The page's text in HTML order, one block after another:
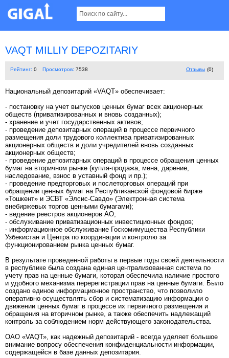
VAQT MILLIY DEPOZITARIY
Рейтинг: 0 Просмотров: 7538 Отзывы (0)
Национальный депозитарий «VAQT» обеспечивает:
- постановку на учет выпусков ценных бумаг всех акционерных
обществ (приватизированных и вновь созданных);
- хранение и учет государственных активов;
- проведение депозитарных операций в процессе первичного
размещения доли трудового коллектива приватизированных
акционерных обществ и доли учредителей вновь созданных
акционерных обществ;
- проведение депозитарных операций в процессе обращения ценных
бумаг на вторичном рынке (купля-продажа, мена, дарение,
наследование, взнос в уставный фонд и пр.);
- проведение предторговых и послеторговых операций при
обращении ценных бумаг на Республиканской фондовой бирже
«Тошкент» и ЭСВТ «Элсис-Савдо» (Электронная система
внебиржевых торгов ценными бумагами);
- ведение реестров акционеров АО;
- обслуживание приватизационных инвестиционных фондов;
- информационное обслуживание Госкомимущества Республики
Узбекистан и Центра по координации и контролю за
функционированием рынка ценных бумаг.
В результате проведенной работы в первые годы своей деятельности
в республике была создана единая централизованная система по
учету прав на ценные бумаги, которая обеспечила наличие простого
и удобного механизма перерегистрации прав на ценные бумаги. Было
создано единое информационное пространство, что позволило
оперативно осуществлять сбор и систематизацию информации о
движении ценных бумаг в процессе их первичного размещения и
обращения на вторичном рынке, а также обеспечить надлежащий
контроль за соблюдением норм действующего законодательства.
ОАО «VAQТ», как надежный депозитарий - всегда уделяет большое
внимание вопросу обеспечения конфиденциальности информации,
содержащейся в базе данных депозитария.